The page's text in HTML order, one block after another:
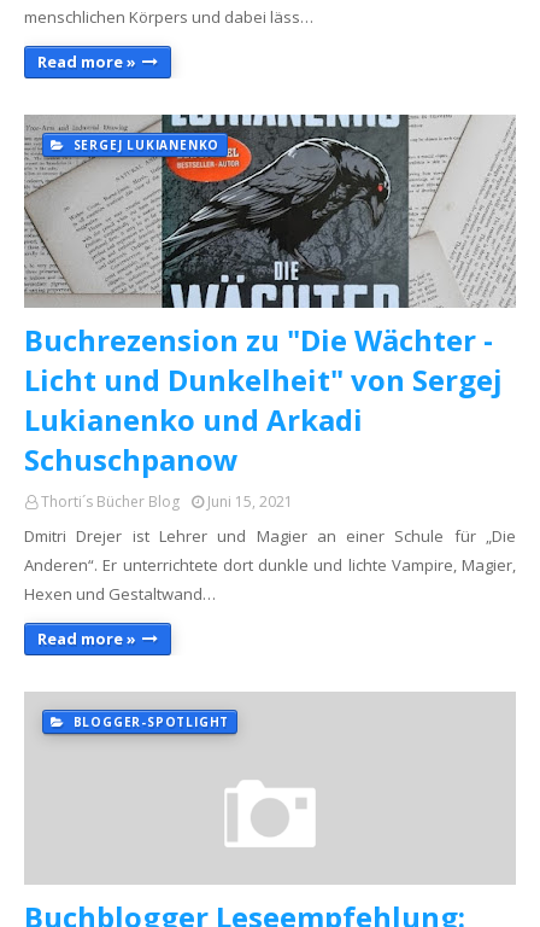
menschlichen Körpers und dabei läss…
Read more »
SERGEJ LUKIANENKO
Buchrezension zu "Die Wächter -
Licht und Dunkelheit" von Sergej
Lukianenko und Arkadi
Schuschpanow
Thorti´s Bücher Blog Juni 15, 2021
Dmitri Drejer ist Lehrer und Magier an einer Schule für „Die
Anderen“. Er unterrichtete dort dunkle und lichte Vampire, Magier,
Hexen und Gestaltwand…
Read more »
BLOGGER-SPOTLIGHT
Buchblogger Leseempfehlung: